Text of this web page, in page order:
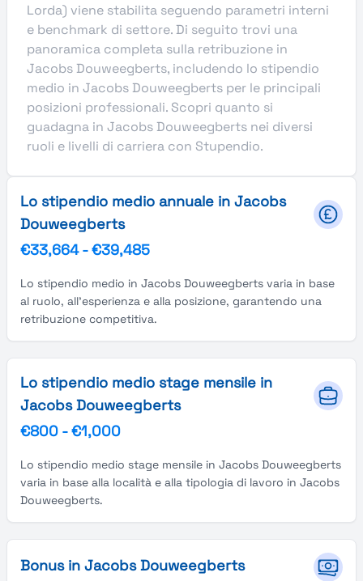
Lorda) viene stabilita seguendo parametri interni
e benchmark di settore. Di seguito trovi una
panoramica completa sulla retribuzione in
Jacobs Douweegberts, includendo lo stipendio
medio in Jacobs Douweegberts per le principali
posizioni professionali. Scopri quanto si
guadagna in Jacobs Douweegberts nei diversi
ruoli e livelli di carriera con Stupendio.
Lo stipendio medio annuale in Jacobs
Douweegberts
€33,664-€39,485
Lo stipendio medio in Jacobs Douweegberts varia in base
al ruolo, all'esperienza e alla posizione, garantendo una
retribuzione competitiva.
Lo stipendio medio stage mensile in
Jacobs Douweegberts
€800 -€1,000
Lo stipendio medio stage mensile in Jacobs Douweegberts
varia in base alla località e alla tipologia di lavoro in Jacobs
Douweegberts.
Bonus in Jacobs Douweegberts